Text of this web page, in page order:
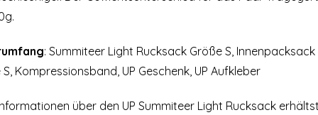
: Summiteer Light Rucksack Größe S, Innenpacksack
Kompressionsband, UP Geschenk, UP Aufkleber
über den UP Summiteer Light Rucksack